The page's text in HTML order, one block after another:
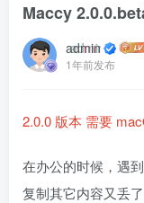
Maccy
admin
1年前发布
2.0.0 版本 需要
在办公的时候，遇
复制其它内容又丢